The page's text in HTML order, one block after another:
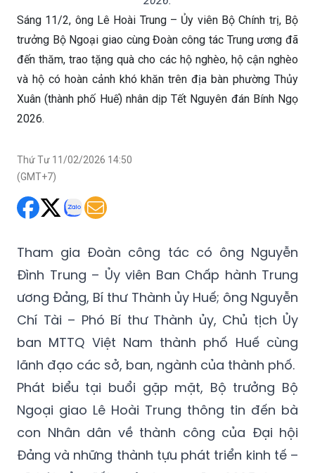
trưởng Bộ Ngoại giao cùng Đoàn công tác Trung ương đã
đến thăm, trao tặng quà cho các hộ nghèo, hộ cận nghèo
và hộ có hoàn cảnh khó khăn trên địa bàn phường Thủy
Xuân (thành phố Huế) nhân dịp Tết Nguyên đán Bính Ngọ
2026.
Thứ Tư 11/02/2026 14:50
Tham gia Đoàn công tác có ông Nguyễn
ương Đảng, Bí thư Thành ủy Huế; ông Nguyễn
Chí Tài – Phó Bí thư Thành ủy, Chủ tịch Ủy
ban MTTQ Việt Nam thành phố Huế cùng
lãnh đạo các sở, ban, ngành của thành phố.
Phát biểu tại buổi gặp mặt, Bộ trưởng Bộ
Ngoại giao Lê Hoài Trung thông tin đến bà
con Nhân dân về thành công của Đại hội
Đảng và những thành tựu phát triển kinh tế –
xã hội của đất nước trong năm 2025, trong
đó tỷ lệ hộ nghèo, hộ cận nghèo trên cả